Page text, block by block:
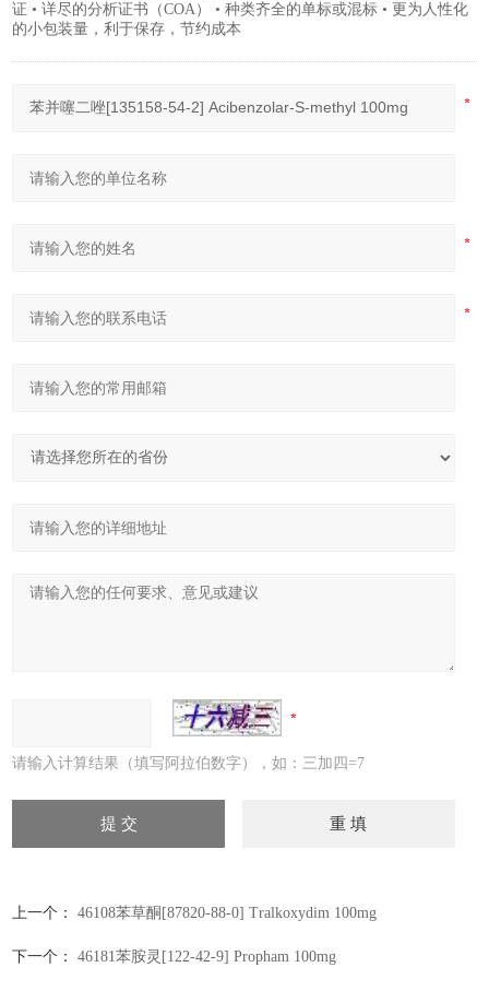
证 • 详尽的分析证书（COA） • 种类齐全的单标或混标 • 更为人性化
的小包装量，利于保存，节约成本
请输入计算结果（填写阿拉伯数字），如：三加四=7
上一个： 46108苯草酮[87820-88-0] Tralkoxydim 100mg
下一个： 46181苯胺灵[122-42-9] Propham 100mg